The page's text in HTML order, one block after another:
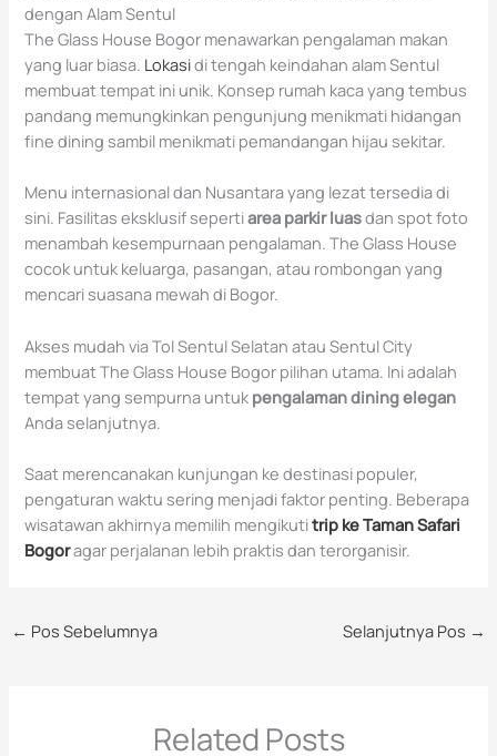
dengan Alam Sentul
The Glass House Bogor menawarkan pengalaman makan
yang luar biasa. Lokasidi tengah keindahan alam Sentul
membuat tempat ini unik. Konsep rumah kaca yang tembus
pandang memungkinkan pengunjung menikmati hidangan
fine dining sambil menikmati pemandangan hijau sekitar.
Menu internasional dan Nusantara yang lezat tersedia di
sini. Fasilitas eksklusif sepertiarea parkir luasdan spot foto
menambah kesempurnaan pengalaman. The Glass House
cocok untuk keluarga, pasangan, atau rombongan yang
mencari suasana mewah di Bogor.
Akses mudah via Tol Sentul Selatan atau Sentul City
membuat The Glass House Bogor pilihan utama. Ini adalah
tempat yang sempurna untuk pengalaman dining elegan
Anda selanjutnya.
Saat merencanakan kunjungan ke destinasi populer,
pengaturan waktu sering menjadi faktor penting. Beberapa
wisatawan akhirnya memilih mengikutitrip ke Taman Safari
Bogoragar perjalanan lebih praktis dan terorganisir.
← Pos Sebelumnya Selanjutnya Pos →
Related Posts